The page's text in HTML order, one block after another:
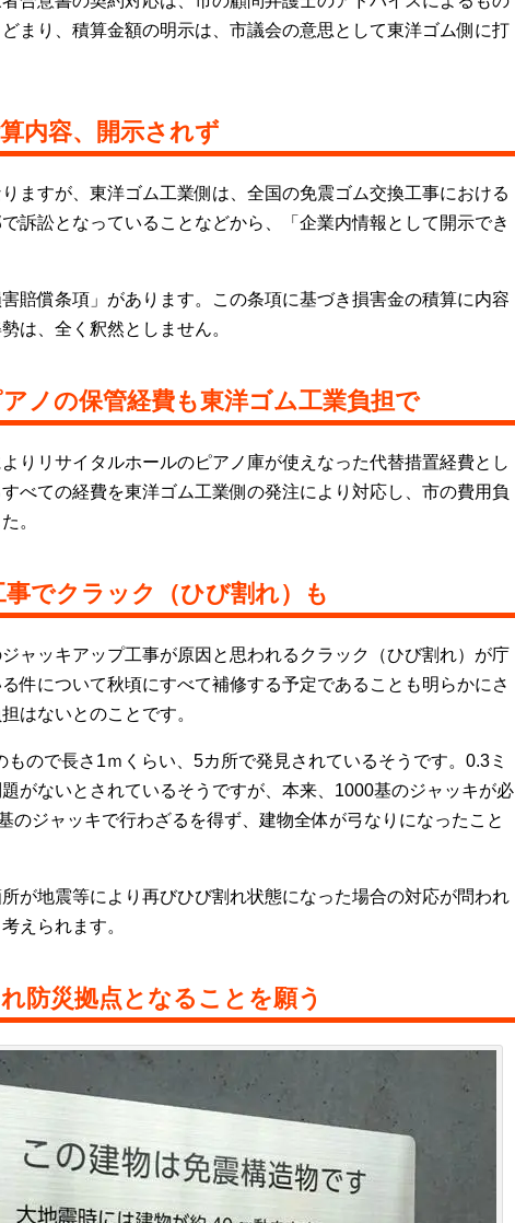
まり、積算金額の明示は、市議会の意思として東洋ゴム側に打
内容、開示されず
ますが、東洋ゴム工業側は、全国の免震ゴム交換工事における
訴訟となっていることなどから、「企業内情報として開示でき
賠償条項」があります。この条項に基づき損害金の積算に内容
は、全く釈然としません。
ノの保管経費も東洋ゴム工業負担で
りリサイタルホールのピアノ庫が使えなった代替措置経費とし
べての経費を東洋ゴム工業側の発注により対応し、市の費用負
。
でクラック（ひび割れ）も
ャッキアップ工事が原因と思われるクラック（ひび割れ）が庁
件について秋頃にすべて補修する予定であることも明らかにさ
はないとのことです。
ので長さ1ｍくらい、5カ所で発見されているそうです。0.3ミ
がないとされているそうですが、本来、1000基のジャッキが必
のジャッキで行わざるを得ず、建物全体が弓なりになったこと
が地震等により再びひび割れ状態になった場合の対応が問われ
えられます。
防災拠点となることを願う